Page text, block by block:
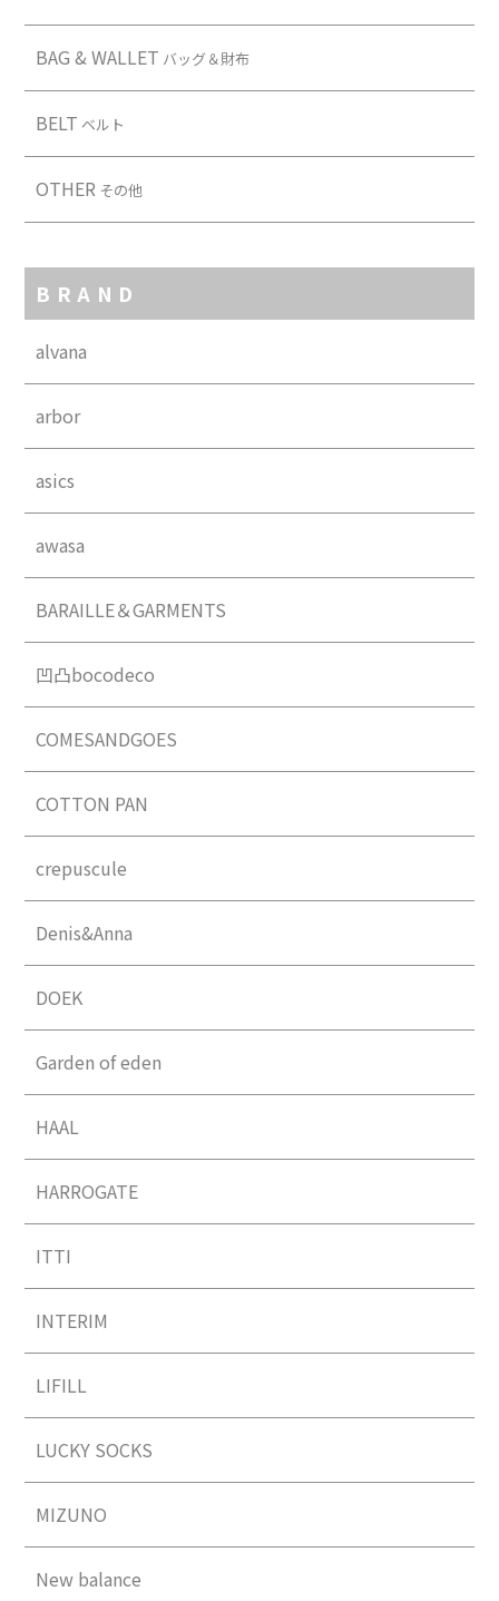
BAG & WALLET バッグ＆財布
BELT ベルト
OTHER その他
BRAND
alvana
arbor
asics
awasa
BARAILLE＆GARMENTS
凹凸bocodeco
COMESANDGOES
COTTON PAN
crepuscule
Denis&Anna
DOEK
Garden of eden
HAAL
HARROGATE
ITTI
INTERIM
LIFILL
LUCKY SOCKS
MIZUNO
New balance